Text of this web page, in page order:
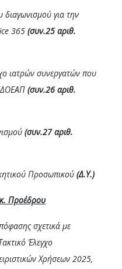
διαγωνισμού για την
365 (συν.25 αριθ.
ιατρών συνεργατών που
(συν.26 αριθ.
(συν.27 αριθ.
Προσωπικού (Δ.Υ.)
Προέδρου
σχετικά με
Έλεγχο
Χρήσεων 2025,